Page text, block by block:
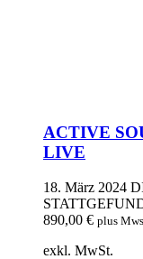
ACTIVE
LIVE
18. März 2024
890,00 € plus
exkl. MwSt.